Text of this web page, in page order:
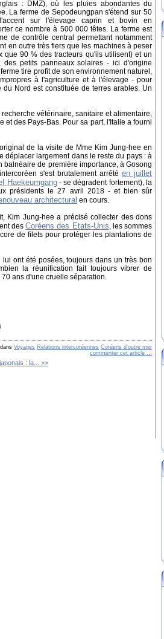
: DMZ), où les pluies abondantes du
La ferme de Sepodeungpan s'étend sur 50
sur l'élevage caprin et bovin en
ce nombre à 500 000 têtes. La ferme est
de contrôle central permettant notamment
en outre très fiers que les machines à peser
que 90 % des tracteurs qu'ils utilisent) et un
petits panneaux solaires - ici d'origine
tire profit de son environnement naturel,
à l'agriculture et à l'élevage - pour
Nord est constituée de terres arables. Un
vétérinaire, sanitaire et alimentaire,
des Pays-Bas. Pour sa part, l'Italie a fourni
de la visite de Mme Kim Jung-hee en
déplacer largement dans le reste du pays : à
de première importance, à Gosong
s'est brutalement arrêté en juillet
Haekeumgang- se dégradent fortement), la
présidents le 27 avril 2018 - et bien sûr
architectural en cours.
Kim Jung-hee a précisé collecter des dons
desCoréens des Etats-Unis, les sommes
de filets pour protéger les plantations de
ont été posées, toujours dans un très bon
la réunification fait toujours vibrer de
ans d'une cruelle séparation.
dans Voyages Relations intercoréennes Coréens d'outre mer
commenter cet article …
: la... >>